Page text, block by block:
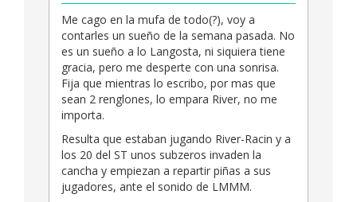
Me cago en la mufa de todo(?), voy a
contarles un sueño de la semana pasada. No
es un sueño a lo Langosta, ni siquiera tiene
gracia, pero me desperte con una sonrisa.
Fija que mientras lo escribo, por mas que
sean 2 renglones, lo empara River, no me
importa.
Resulta que estaban jugando River-Racin y a
los 20 del ST unos subzeros invaden la
cancha y empiezan a repartir piñas a sus
jugadores, ante el sonido de LMMM.